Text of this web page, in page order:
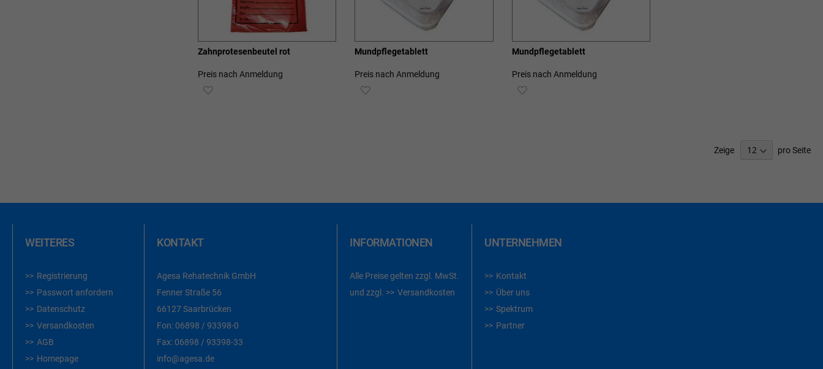
Zahnprotesenbeutel rot
Preis nach Anmeldung
Mundpflegetablett
Preis nach Anmeldung
ZUR
Mundpflegetablett
Preis nach Anmeldung
Zeige
pro Seite
WEITERES
Registrierung
Passwort anfordern
Datenschutz
Versandkosten
AGB
Homepage
KONTAKT
Agesa Rehatechnik GmbH
Fenner Straße 56
66127 Saarbrücken
Fon: 06898 / 93398-0
Fax: 06898 / 93398-33
info@agesa.de
INFORMATIONEN
Alle Preise gelten zzgl. MwSt.
und zzgl.
Versandkosten
UNTERNEHMEN
Kontakt
Über uns
Spektrum
Partner